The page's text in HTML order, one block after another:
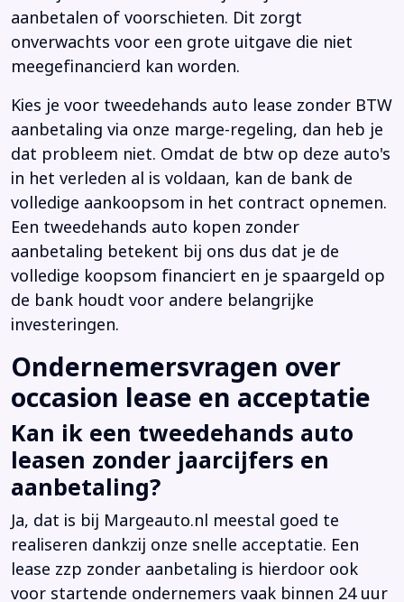
aanbetalen of voorschieten. Dit zorgt
onverwachts voor een grote uitgave die niet
meegefinancierd kan worden.
Kies je voor tweedehands auto lease zonder BTW
aanbetaling via onze marge-regeling, dan heb je
dat probleem niet. Omdat de btw op deze auto's
in het verleden al is voldaan, kan de bank de
volledige aankoopsom in het contract opnemen.
Een tweedehands auto kopen zonder
aanbetaling betekent bij ons dus dat je de
volledige koopsom financiert en je spaargeld op
de bank houdt voor andere belangrijke
investeringen.
Ondernemersvragen over
occasion lease en acceptatie
Kan ik een tweedehands auto
leasen zonder jaarcijfers en
aanbetaling?
Ja, dat is bij Margeauto.nl meestal goed te
realiseren dankzij onze snelle acceptatie. Een
lease zzp zonder aanbetaling is hierdoor ook
voor startende ondernemers vaak binnen 24 uur